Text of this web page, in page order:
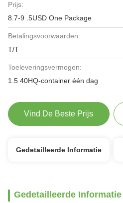
Prijs:
8.7-9 .5USD One Package
Betalingsvoorwaarden:
T/T
Toeleveringsvermogen:
1.5 40HQ-container één dag
Vind De Beste Prijs
Gedetailleerde Informatie
Gedetailleerde Informatie